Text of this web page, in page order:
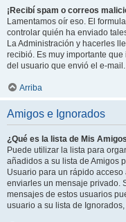
¡Recibí spam o correos
Lamentamos oír eso. El
controlar quién ha enviado
La Administración y hacerles
recibió. Es muy importante
del usuario que envió el e-
Arriba
Amigos e Ignorados
¿Qué es la lista de Mis
Puede utilizar la lista para
añadidos a su lista de Amigos
Usuario para un rápido
enviarles un mensaje privado.
mensajes de estos usuarios
usuario a su lista de